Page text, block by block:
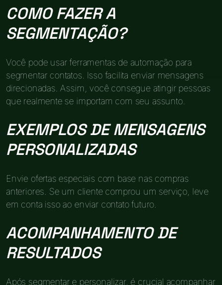
COMO FAZER A
SEGMENTAÇÃO?
Você pode usar ferramentas de automação para
segmentar contatos. Isso facilita enviar mensagens
direcionadas. Assim, você consegue atingir pessoas
que realmente se importam com seu assunto.
EXEMPLOS DE MENSAGENS
PERSONALIZADAS
Envie ofertas especiais com base nas compras
anteriores. Se um cliente comprou um serviço, leve
em conta isso ao enviar contato futuro.
ACOMPANHAMENTO DE
RESULTADOS
Após segmentar e personalizar, é crucial acompanhar